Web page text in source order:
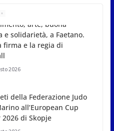
della Federazione Judo
all’European Cup
di Skopje
2026
perde uno dei suoi
si è spento a 91 anni il
scultore Marcello